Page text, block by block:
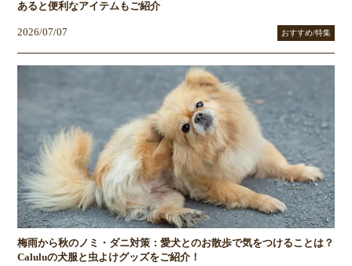
あると便利なアイテムもご紹介
2026/07/07 おすすめ/特集
梅雨から秋のノミ・ダニ対策：愛犬とのお散歩で気をつけることは？
Caluluの犬服と虫よけグッズをご紹介！